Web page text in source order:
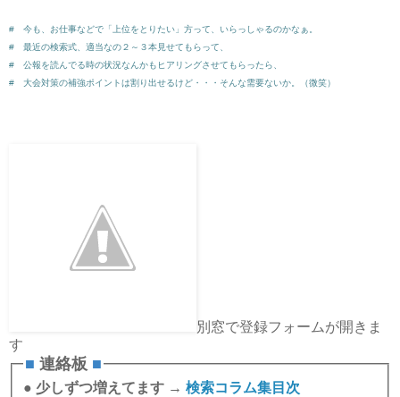
# 今も、お仕事などで「上位をとりたい」方って、いらっしゃるのかなぁ。
# 最近の検索式、適当なの２～３本見せてもらって、
# 公報を読んでる時の状況なんかもヒアリングさせてもらったら、
# 大会対策の補強ポイントは割り出せるけど・・・そんな需要ないか。（微笑）
別窓で登録フォームが開きま
す
■ 連絡板 ■
● 少しずつ増えてます → 検索コラム集目次